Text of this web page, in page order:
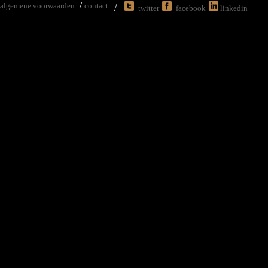
algemene voorwaarden / contact / twitter facebook linkedin